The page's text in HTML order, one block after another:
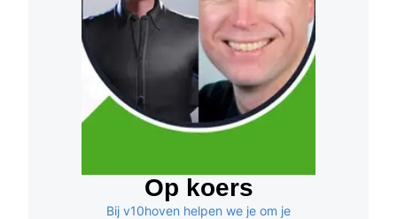
Op koers
Bij v10hoven helpen we je om je